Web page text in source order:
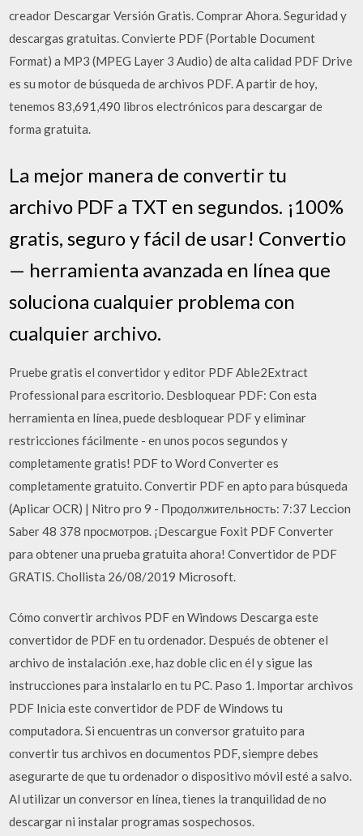
creador Descargar Versión Gratis. Comprar Ahora. Seguridad y
descargas gratuitas. Convierte PDF (Portable Document
Format) a MP3 (MPEG Layer 3 Audio) de alta calidad PDF Drive
es su motor de búsqueda de archivos PDF. A partir de hoy,
tenemos 83,691,490 libros electrónicos para descargar de
forma gratuita.
La mejor manera de convertir tu
archivo PDF a TXT en segundos. ¡100%
gratis, seguro y fácil de usar! Convertio
— herramienta avanzada en línea que
soluciona cualquier problema con
cualquier archivo.
Pruebe gratis el convertidor y editor PDF Able2Extract
Professional para escritorio. Desbloquear PDF: Con esta
herramienta en línea, puede desbloquear PDF y eliminar
restricciones fácilmente - en unos pocos segundos y
completamente gratis! PDF to Word Converter es
completamente gratuito. Convertir PDF en apto para búsqueda
(Aplicar OCR) | Nitro pro 9 - Продолжительность: 7:37 Leccion
Saber 48 378 просмотров. ¡Descargue Foxit PDF Converter
para obtener una prueba gratuita ahora! Convertidor de PDF
GRATIS. Chollista 26/08/2019 Microsoft.
Cómo convertir archivos PDF en Windows Descarga este
convertidor de PDF en tu ordenador. Después de obtener el
archivo de instalación .exe, haz doble clic en él y sigue las
instrucciones para instalarlo en tu PC. Paso 1. Importar archivos
PDF Inicia este convertidor de PDF de Windows tu
computadora. Si encuentras un conversor gratuito para
convertir tus archivos en documentos PDF, siempre debes
asegurarte de que tu ordenador o dispositivo móvil esté a salvo.
Al utilizar un conversor en línea, tienes la tranquilidad de no
descargar ni instalar programas sospechosos.